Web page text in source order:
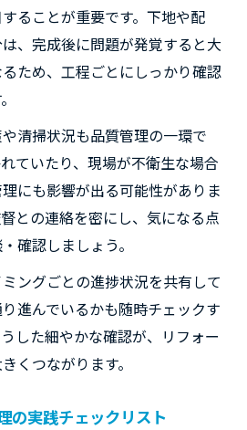
ることが重要です。下地や配
、完成後に問題が発覚すると大
ため、工程ごとにしっかり確認
清掃状況も品質管理の一環で
ていたり、現場が不衛生な場合
にも影響が出る可能性がありま
との連絡を密にし、気になる点
確認しましょう。
ングごとの進捗状況を共有して
進んでいるかも随時チェックす
した細やかな確認が、リフォー
くつながります。
の実践チェックリスト